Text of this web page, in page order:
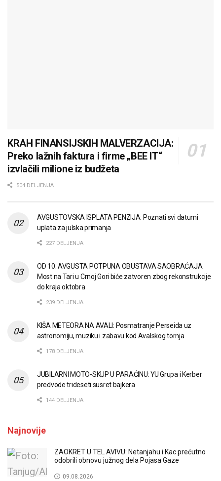
KRAH FINANSIJSKIH MALVERZACIJA:
Preko lažnih faktura i firme „BEE IT“
izvlačili milione iz budžeta
504 DELJENJA
AVGUSTOVSKA ISPLATA PENZIJA: Poznati svi datumi
uplata za julska primanja
227 DELJENJA
OD 10. AVGUSTA POTPUNA OBUSTAVA SAOBRAĆAJA:
Most na Tari u Crnoj Gori biće zatvoren zbog rekonstrukcije
do kraja oktobra
239 DELJENJA
KIŠA METEORA NA AVALI: Posmatranje Perseida uz
astronomiju, muziku i zabavu kod Avalskog tornja
178 DELJENJA
JUBILARNI MOTO-SKUP U PARAĆINU: YU Grupa i Kerber
predvode trideseti susret bajkera
144 DELJENJA
Najnovije
ZAOKRET U TEL AVIVU: Netanjahu i Kac prećutno
odobrili obnovu južnog dela Pojasa Gaze
09.08.2026